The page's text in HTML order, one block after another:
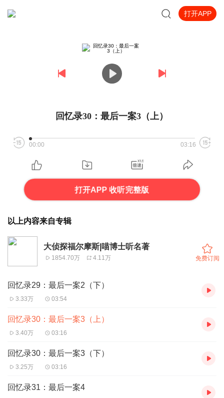
打开APP
回忆录30：最后一案3（上）
00:00 03:16
打开APP 收听完整版
以上内容来自专辑
大侦探福尔摩斯|喵博士听名著
1854.70万 4.11万 免费订阅
回忆录29：最后一案2（下）
3.33万 03:54
回忆录30：最后一案3（上）
3.40万 03:16
回忆录30：最后一案3（下）
3.25万 03:16
回忆录31：最后一案4